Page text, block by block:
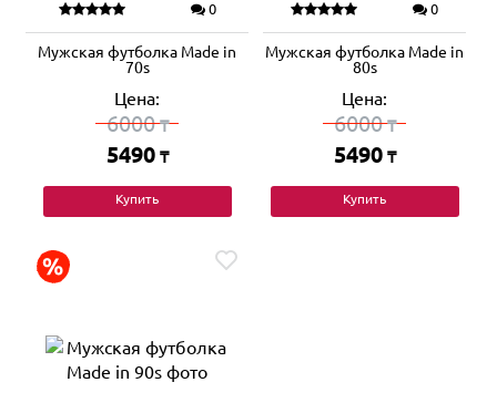
0
Мужская футболка Made in
70s
Цена:
6000₸
5490 ₸
Купить
0
Мужская футболка Made in
80s
Цена:
6000₸
5490 ₸
Купить